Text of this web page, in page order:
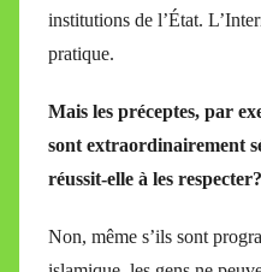
institutions de l’État.
pratique.
Mais les préceptes, par
sont extraordinairement
réussit-elle à les respecter?
Non, même s’ils sont